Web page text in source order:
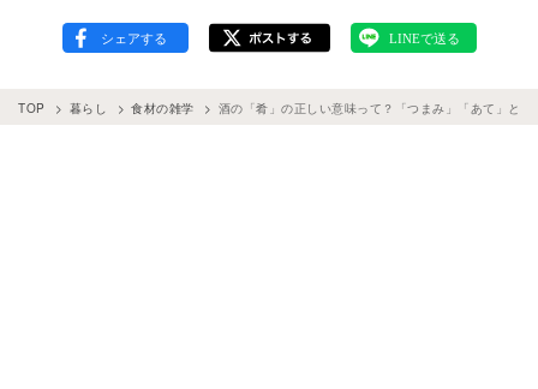
TOP 暮らし 食材の雑学 酒の「肴」の正しい意味って？「つまみ」「あて」との